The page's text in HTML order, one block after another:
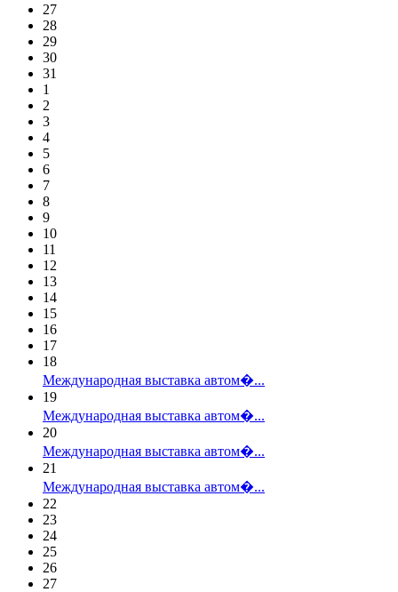
27
28
29
30
31
1
2
3
4
5
6
7
8
9
10
11
12
13
14
15
16
17
18
Международная выставка автом�...
19
Международная выставка автом�...
20
Международная выставка автом�...
21
Международная выставка автом�...
22
23
24
25
26
27